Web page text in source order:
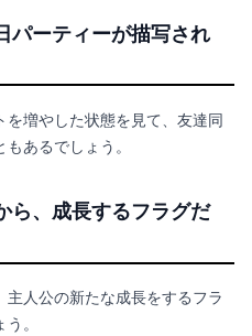
ーティーが描写され
増やした状態を見て、友達同
あるでしょう。
、成長するフラグだ
人公の新たな成長をするフラ
。